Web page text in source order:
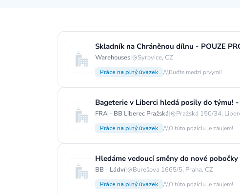
Skladník na Chráněnou dílnu - POUZE
Warehouses| Syrovice, CZ
Práce na plný úvazek Buďte medzi prvými!
Bageterie v Liberci hledá posily do týmu!
FRA - BB Liberec Pražská| Pražská 150/34,
Práce na plný úvazek O túto pozíciu je záujem!
Hledáme vedoucí směny do nové
BB - Ládví| Burešova 1665/5, Praha, CZ
Práce na plný úvazek O túto pozíciu je záujem!